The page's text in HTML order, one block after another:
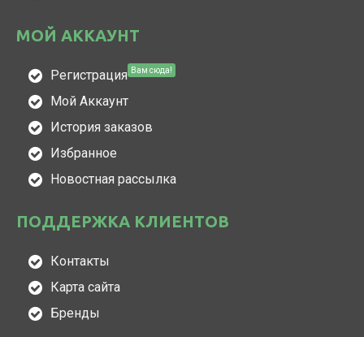
МОЙ АККАУНТ
Регистрация Вам сюда!
Мой Аккаунт
История заказов
Избранное
Новостная рассылка
ПОДДЕРЖКА КЛИЕНТОВ
Контакты
Карта сайта
Бренды